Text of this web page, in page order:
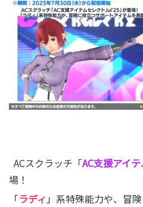
ACスクラッチ「AC支援アイ
場！
「ラディ 」系特殊能力や、冒